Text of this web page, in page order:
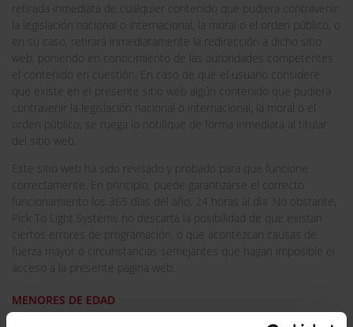
retirada inmediata de cualquier contenido que pudiera contravenir
la legislación nacional o internacional, la moral o el orden público, o
en su caso, retirará inmediatamente la redirección a dicho sitio
web, poniendo en conocimiento de las autoridades competentes
el contenido en cuestión. En caso de que el usuario considere
que existe en el presente sitio web algún contenido que pudiera
contravenir la legislación nacional o internacional, la moral o el
orden público, se ruega lo notifique de forma inmediata al titular
del sitio web.
Este sitio web ha sido revisado y probado para que funcione
correctamente. En principio, puede garantizarse el correcto
funcionamiento los 365 días del año, 24 horas al día. No obstante,
Pick To Light Systems no descarta la posibilidad de que existan
ciertos errores de programación, o que acontezcan causas de
fuerza mayor o circunstancias semejantes que hagan imposible el
acceso a la presente página web.
MENORES DE EDAD